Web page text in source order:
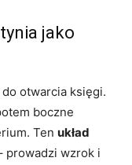
jako
otwarcia księgi.
boczne
Ten układ
prowadzi wzrok i